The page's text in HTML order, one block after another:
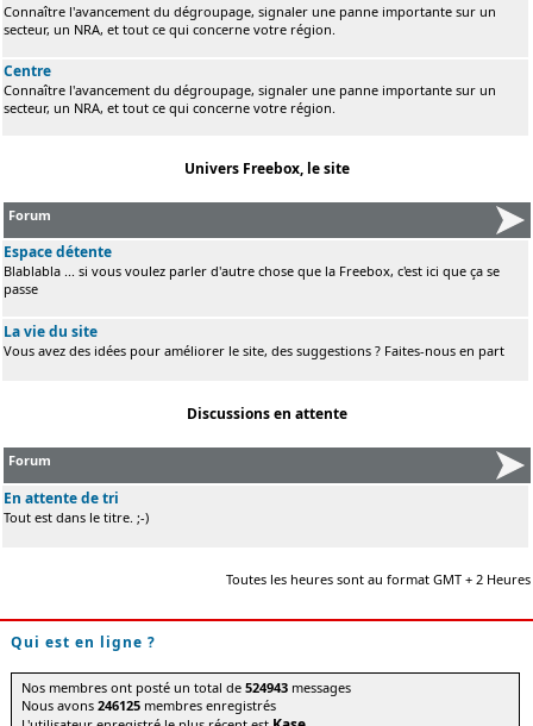
Connaître l'avancement du dégroupage, signaler une panne importante sur un
secteur, un NRA, et tout ce qui concerne votre région.
Centre
Connaître l'avancement du dégroupage, signaler une panne importante sur un
secteur, un NRA, et tout ce qui concerne votre région.
Univers Freebox, le site
Forum
Espace détente
Blablabla ... si vous voulez parler d'autre chose que la Freebox, c'est ici que ça se
passe
La vie du site
Vous avez des idées pour améliorer le site, des suggestions ? Faites-nous en part
Discussions en attente
Forum
En attente de tri
Tout est dans le titre. ;-)
Toutes les heures sont au format GMT + 2 Heures
Qui est en ligne ?
Nos membres ont posté un total de524943 messages
Nous avons246125 membres enregistrés